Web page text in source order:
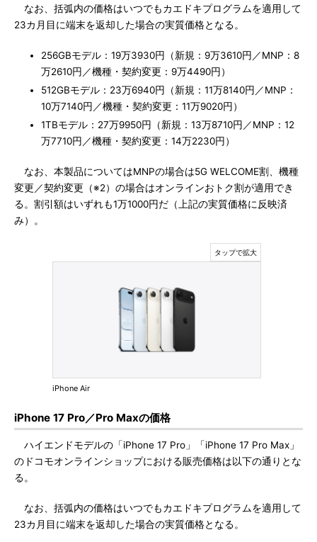
なお、括弧内の価格はいつでもカエドキプログラムを適用して
23カ月目に端末を返却した場合の実質価格となる。
256GBモデル：19万3930円（新規：9万3610円／MNP：8
万2610円／機種・契約変更：9万4490円）
512GBモデル：23万6940円（新規：11万8140円／MNP：
10万7140円／機種・契約変更：11万9020円）
1TBモデル：27万9950円（新規：13万8710円／MNP：12
万7710円／機種・契約変更：14万2230円）
なお、本製品についてはMNPの場合は5G WELCOME割、機種
変更／契約変更（※2）の場合はオンラインおトク割が適用でき
る。割引額はいずれも1万1000円だ（上記の実質価格に反映済
み）。
iPhone Air
iPhone 17 Pro／Pro Maxの価格
ハイエンドモデルの「iPhone 17 Pro」「iPhone 17 Pro Max」
のドコモオンラインショップにおける販売価格は以下の通りとな
る。
なお、括弧内の価格はいつでもカエドキプログラムを適用して
23カ月目に端末を返却した場合の実質価格となる。